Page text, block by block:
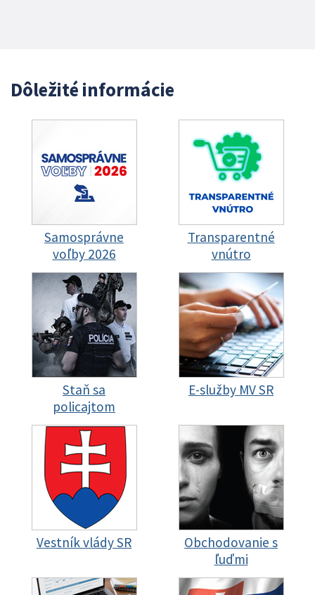
Dôležité informácie
Samosprávne
voľby 2026
Transparentné
vnútro
Staň sa
policajtom
E-služby MV SR
Vestník vlády SR
Obchodovanie s
ľuďmi